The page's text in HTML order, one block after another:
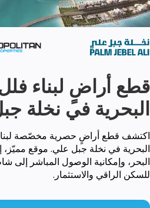
قطع أراضٍ لبناء
البحرية في نخلة
اكتشف قطع أراضٍ حصرية مخصّصة
البحرية في نخلة جبل علي. موقع مميّز،
البحر، وإمكانية الوصول المباشر إلى
للسكن الراقي والاستثمار.